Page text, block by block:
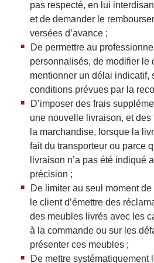
pas respecté, en lui
et de demander le
versées d’avance ;
De permettre au
personnalisés, de modifier le
mentionner un délai indicatif,
conditions prévues par la
D’imposer des frais
une nouvelle livraison, et
la marchandise, lorsque la
fait du transporteur ou parce
livraison n’a pas été indiqué
précision ;
De limiter au seul moment
le client d’émettre des
des meubles livrés avec les
à la commande ou sur les
présenter ces meubles ;
De mettre systématiquement